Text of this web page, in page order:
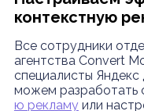
контекстную
Все сотрудники
агентства Convert
специалисты
можем разработать
ю рекламуили